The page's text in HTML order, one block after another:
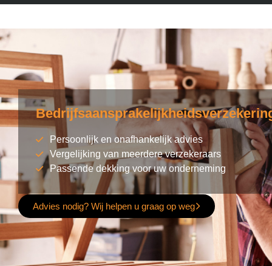
Persoonlijk en onafhankelijk advies
Vergelijking van meerdere verzekeraars
Passende dekking voor uw onderneming
Advies nodig? Wij helpen u graag op weg